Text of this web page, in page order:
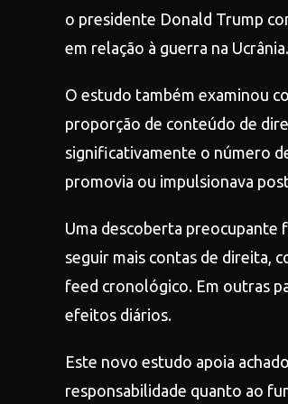
o presidente Donald Trump
em relação à guerra na Ucrânia.
O estudo também examinou
proporção de conteúdo de
significativamente o número
promovia ou impulsionava
Uma descoberta
seguir mais contas de direita,
feed cronológico. Em outras
efeitos diários.
Este novo estudo apoia
responsabilidade quanto ao